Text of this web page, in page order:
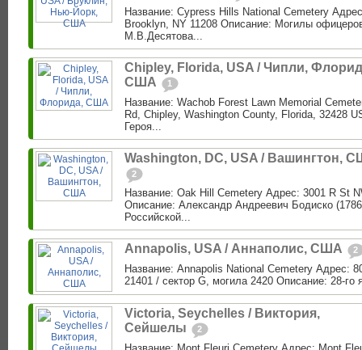
Название: Cypress Hills National Cemetery
Brooklyn, NY 11208 Описание: Могилы
М.В.Десятова...
Chipley, Florida, USA / Чипли,
США
1
Название: Wachob Forest Lawn Memorial
Rd, Chipley, Washington County, Florida, 32428
Героя...
Washington, DC, USA / Вашингтон,
2
Название: Oak Hill Cemetery Адрес: 3001 R St
Описание: Александр Андреевич Бодиско
Российской...
Annapolis, USA / Аннаполис, США 2
Название: Annapolis National Cemetery Адрес:
21401 / сектор G, могила 2420 Описание: 28-
Victoria, Seychelles / Виктория,
Сейшелы
2